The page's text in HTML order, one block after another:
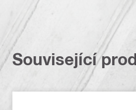
Související